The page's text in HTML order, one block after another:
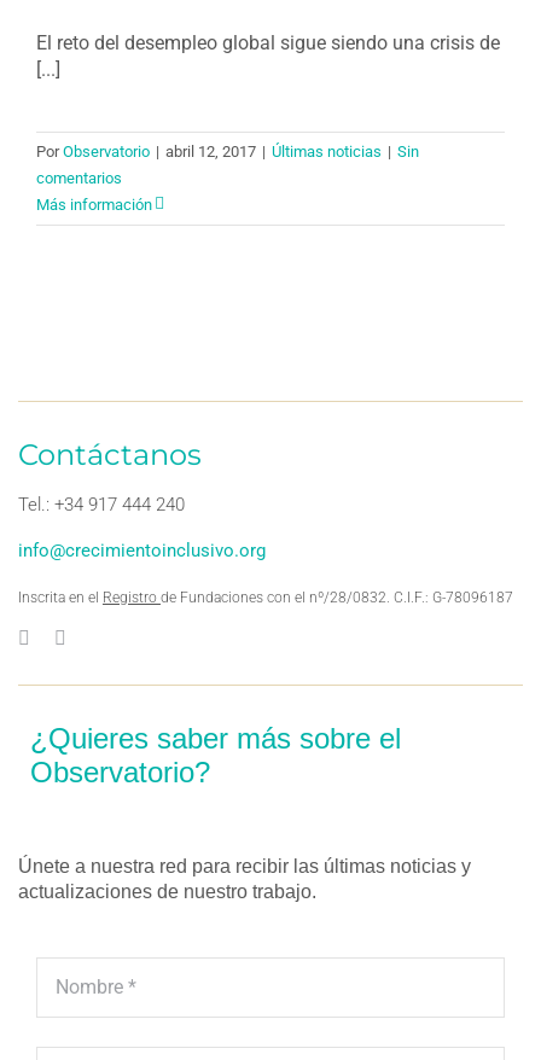
El reto del desempleo global sigue siendo una crisis de
[...]
PorObservatorio | abril 12, 2017 | Últimas noticias | Sin
comentarios
Más información
Contáctanos
Tel.: +34 917 444 240
info@crecimientoinclusivo.org
Inscrita en el Registro de Fundaciones con el nº/28/0832. C.I.F.: G-78096187
¿Quieres saber más sobre el
Observatorio?
Únete a nuestra red para recibir las últimas noticias y
actualizaciones de nuestro trabajo.